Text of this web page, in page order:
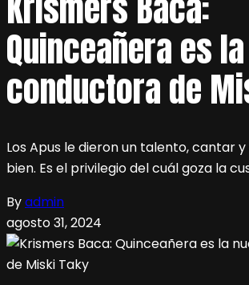
Quinceañera es
conductora de
Los Apus le dieron un talento, cantar
bien. Es el privilegio del cuál goza la
Byadmin
agosto 31, 2024